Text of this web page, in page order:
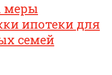
меры
ипотеки для
семей